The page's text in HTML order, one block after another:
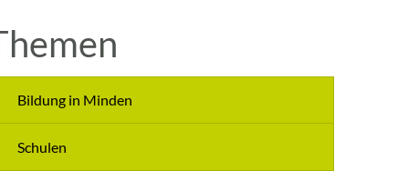
Bildung in Minden
Schulen